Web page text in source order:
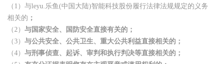
（1）与leyu.乐鱼(中国大陆)智能科技股份履行法律法规规定的义务
相关的 ；
（2） 与国家安全、国防安全直接有关的；
（3） 与公共安全、公共卫生、重大公共利益直接相关的；
（4） 与刑事侦查、起诉、审判和执行判决等直接相关的；